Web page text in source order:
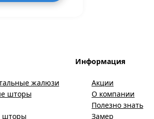
жалюзи
шторы
шторы
Информация
Акции
О компании
Полезно знать
Замер